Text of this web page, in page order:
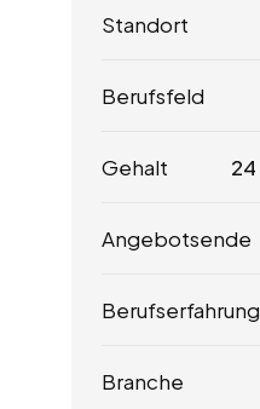
Standort
Berufsfeld
Gehalt 24
Angebotsende
Berufserfahrung
Branche